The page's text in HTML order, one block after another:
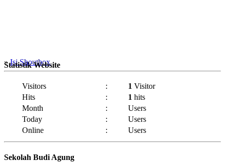
»Isi Shoutbox
Statistik Website
Visitors : 1 Visitor
Hits
: 1 hits
Month
:
Users
Today
:
Users
Online
: Users
Sekolah Budi Agung